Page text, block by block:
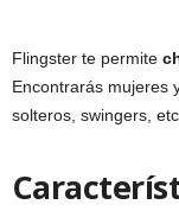
Flingster te permite
Encontrarás mujeres
solteros, swingers, etc.